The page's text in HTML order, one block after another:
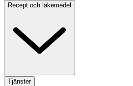
Recept och läkemedel
Tjänster